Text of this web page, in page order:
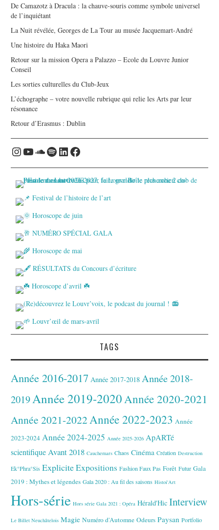
De Camazotz à Dracula : la chauve-souris comme symbole universel
de l’inquiétant
La Nuit révélée, Georges de La Tour au musée Jacquemart-André
Une histoire du Haka Maori
Retour sur la mission Opera a Palazzo – Ecole du Louvre Junior
Conseil
Les sorties culturelles du Club-Jeux
L’échographe – votre nouvelle rubrique qui relie les Arts par leur
résonance
Retour d’Erasmus : Dublin
Instagram
YouTube
Soundcloud
Spotify
LinkedIn
Facebook
TAGS
Année 2016-2017 Année 2017-2018 Année 2018-
2019Année 2019-2020 Année 2020-2021
Année 2021-2022Année 2022-2023 Année
2023-2024 Année 2024-2025 Année 2025-2026 ApARTé
scientifique Avant 2018 Cauchemars Chaos Cinéma Création Destruction
Ek°Phra°Sis ExpliciteExpositions Fashion Faux Pas Forêt Futur Gala
2019 : Mythes et légendes Gala 2020 : Au fil des saisons Histoi'Art
Hors-série Hors série Gala 2021 : Opéra Hérald'Hic Interview
Le Billet Neuchâtelois Magie Numéro d'Automne Odeurs Paysan Portfolio